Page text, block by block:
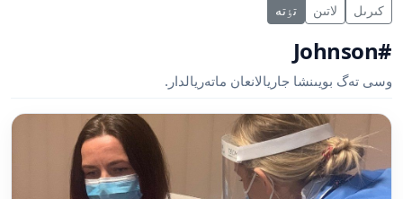
كىرىل لاتىن تٶتە
#Johnson
وسى تەگ بويىنشا جاريالانعان ماتەريالدار.